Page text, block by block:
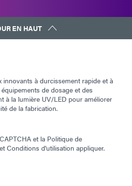
EN HAUT
innovants à durcissement rapide et à
de dosage et des
à la lumière UV/LED pour améliorer
de la fabrication.
et la Politique de
etConditions d'utilisation appliquer.